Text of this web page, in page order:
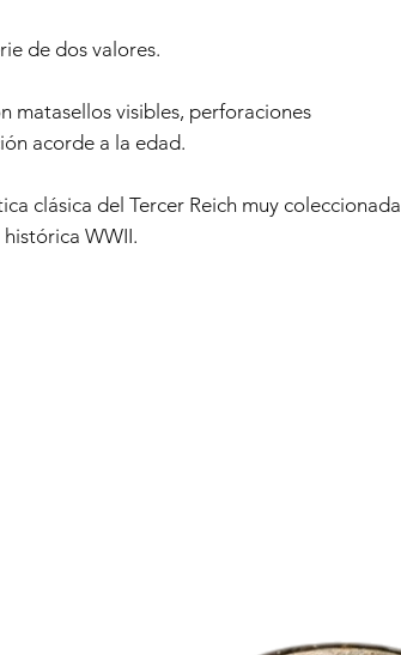
de dos valores.
matasellos visibles, perforaciones
acorde a la edad.
clásica del Tercer Reich muy coleccionada
WWII.